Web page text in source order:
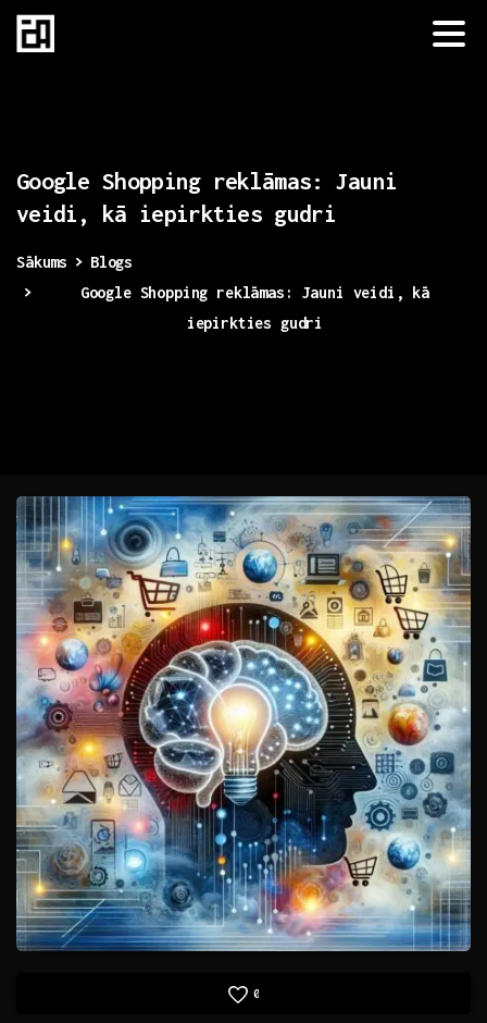
Google Shopping reklāmas:
Jauni
veidi,
kā iepirkties gudri
Sākums
Blogs
Google Shopping reklāmas: Jauni veidi, kā
iepirkties gudri
0